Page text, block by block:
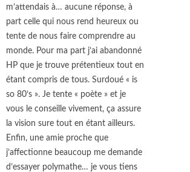
m’attendais à… aucune réponse, à
part celle qui nous rend heureux ou
tente de nous faire comprendre au
monde. Pour ma part j’ai abandonné
HP que je trouve prétentieux tout en
étant compris de tous. Surdoué « is
so 80’s ». Je tente « poète » et je
vous le conseille vivement, ça assure
la vision sure tout en étant ailleurs.
Enfin, une amie proche que
j’affectionne beaucoup me demande
d’essayer polymathe… je vous tiens